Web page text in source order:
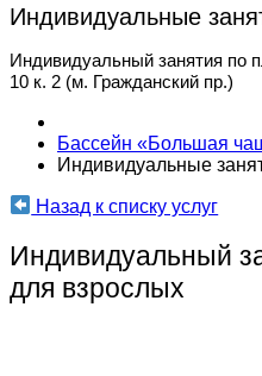
Индивидуальные
Индивидуальный занятия по
10 к. 2 (м. Гражданский пр.)
Бассейн «Большая
Индивидуальные
Назад к списку услуг
Индивидуальный
для взрослых